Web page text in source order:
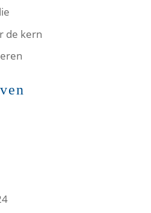
de kern